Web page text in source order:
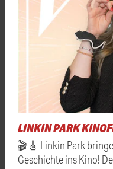
LINKIN PARK
🎬🎸 Linkin Park
Geschichte ins Kino!